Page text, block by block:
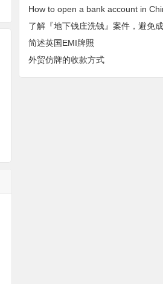
简述英国EMI牌照
外贸仿牌的收款方式